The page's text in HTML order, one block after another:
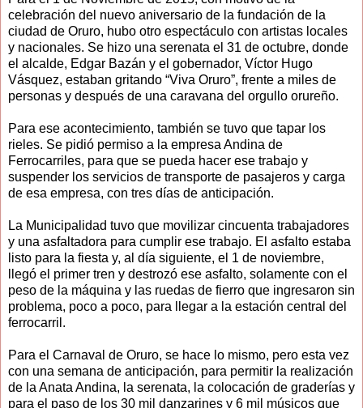
celebración del nuevo aniversario de la fundación de la
ciudad de Oruro, hubo otro espectáculo con artistas locales
y nacionales. Se hizo una serenata el 31 de octubre, donde
el alcalde, Edgar Bazán y el gobernador, Víctor Hugo
Vásquez, estaban gritando “Viva Oruro”, frente a miles de
personas y después de una caravana del orgullo orureño.
Para ese acontecimiento, también se tuvo que tapar los
rieles. Se pidió permiso a la empresa Andina de
Ferrocarriles, para que se pueda hacer ese trabajo y
suspender los servicios de transporte de pasajeros y carga
de esa empresa, con tres días de anticipación.
La Municipalidad tuvo que movilizar cincuenta trabajadores
y una asfaltadora para cumplir ese trabajo. El asfalto estaba
listo para la fiesta y, al día siguiente, el 1 de noviembre,
llegó el primer tren y destrozó ese asfalto, solamente con el
peso de la máquina y las ruedas de fierro que ingresaron sin
problema, poco a poco, para llegar a la estación central del
ferrocarril.
Para el Carnaval de Oruro, se hace lo mismo, pero esta vez
con una semana de anticipación, para permitir la realización
de la Anata Andina, la serenata, la colocación de graderías y
para el paso de los 30 mil danzarines y 6 mil músicos que